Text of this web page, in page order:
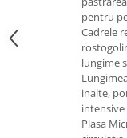
pentru
Cadrele
lungime
inalte,
Plasa